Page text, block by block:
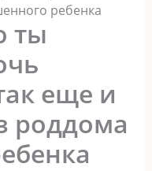
ребенка
ты
еще и
роддома